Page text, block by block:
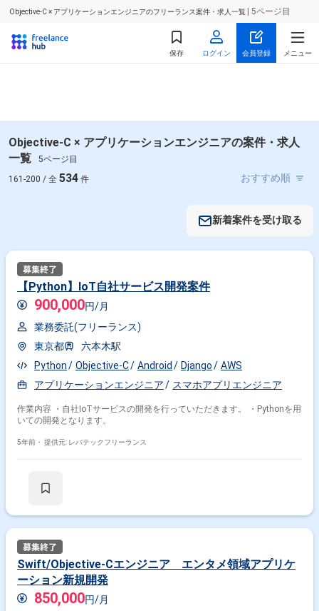
Objective-C × アプリケーションエンジニアのフリーランス案件・求人一覧 | 5ページ目
保存 ログイン 会員登録 メニュー
Objective-C × アプリケーションエンジニアの案件・求人
一覧
5ページ目
161-200 / 全 534 件
新着案件を受け取る
【Python】IoT自社サービス開発案件
900,000円/月
業務委託(フリーランス)
東京都
六本木駅
Python
Objective-C Android Django
AWS
アプリケーションエンジニア
スマホアプリエンジニア
作業内容 ・自社IoTサービスの開発を行っていただきます。 ・Pythonを用
いての開発となります。
5年前・ 提供元: レバテックフリーランス
Swift/Objective-Cエンジニア エンタメ領域アプリケ
ーション新規開発
850,000円/月